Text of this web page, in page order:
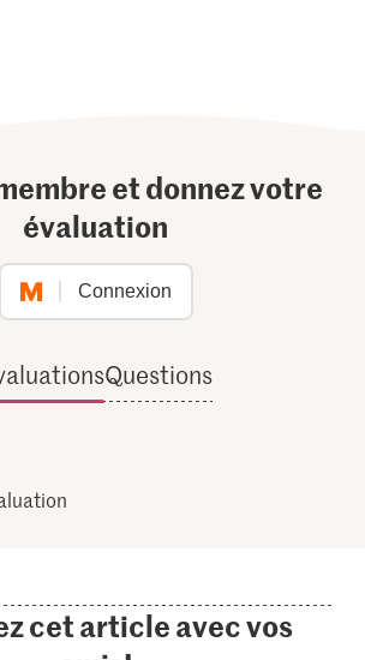
et donnez votre
évaluation
Connexion
Questions
cet article avec vos